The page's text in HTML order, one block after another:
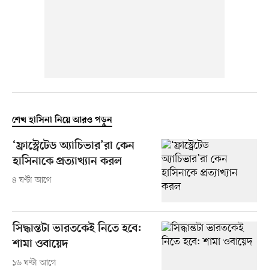
শেখ হাসিনা নিয়ে আরও পড়ুন
‘ফ্রাস্ট্রেটেড অ্যাচিভার’রা কেন
হাসিনাকে প্রত্যাখ্যান করল
৪ ঘণ্টা আগে
সিদ্ধান্তটা ভারতকেই নিতে হবে:
শামা ওবায়েদ
১৬ ঘণ্টা আগে